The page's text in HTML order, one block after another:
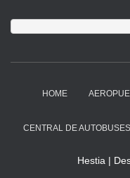
HOME
CENTRAL DE AUTOBUSES
Hestia |